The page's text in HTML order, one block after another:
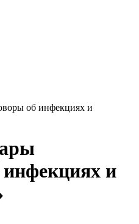
об инфекциях и
инфекциях и